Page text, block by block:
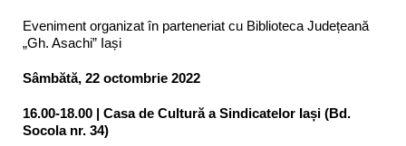
Eveniment organizat în parteneriat cu Biblioteca Județeană
„Gh. Asachi” Iași
Sâmbătă, 22 octombrie 2022
16.00-18.00 | Casa de Cultură a Sindicatelor Iași (Bd.
Socola nr. 34)